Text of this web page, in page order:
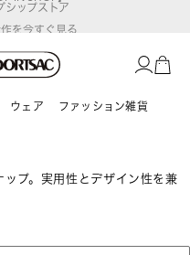
を 今すぐ見る
ウェア ファッション雑貨
プ。実用性とデザイン性を兼